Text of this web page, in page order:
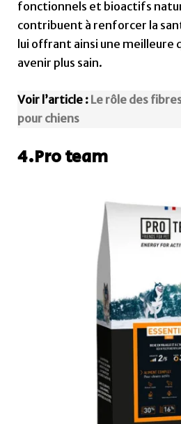
fonctionnels et bioactifs
contribuent à renforcer la
lui offrant ainsi une meilleure
avenir plus sain.
Voir l’article : Le rôle des
pour chiens
4.Pro team